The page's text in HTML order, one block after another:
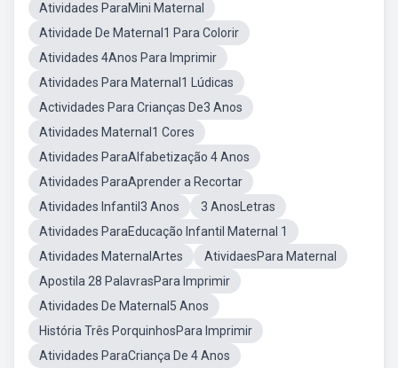
Atividades ParaMini Maternal
Atividade De Maternal1 Para Colorir
Atividades 4Anos Para Imprimir
Atividades Para Maternal1 Lúdicas
Actividades Para Crianças De3 Anos
Atividades Maternal1 Cores
Atividades ParaAlfabetização 4 Anos
Atividades ParaAprender a Recortar
Atividades Infantil3 Anos
3 AnosLetras
Atividades ParaEducação Infantil Maternal 1
Atividades MaternalArtes
AtividaesPara Maternal
Apostila 28 PalavrasPara Imprimir
Atividades De Maternal5 Anos
História Três PorquinhosPara Imprimir
Atividades ParaCriança De 4 Anos